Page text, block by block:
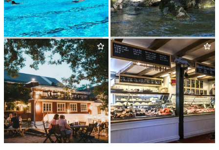
SKANTZÖ BAD&CAMPING
SÖRQ­VARN­FORS­ENS
SPORTFISKE